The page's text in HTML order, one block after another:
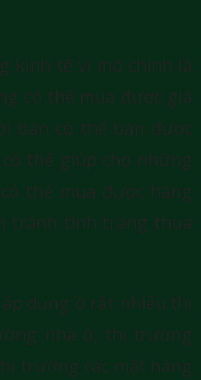
kinh tế vi mô chính là
có thể mua được giá
bán có thể bán được
thể giúp cho những
thể mua được hàng
tránh tình trạng thua
dụng ở rất nhiều thị
nhà ở, thị trường
trường các mặt hàng